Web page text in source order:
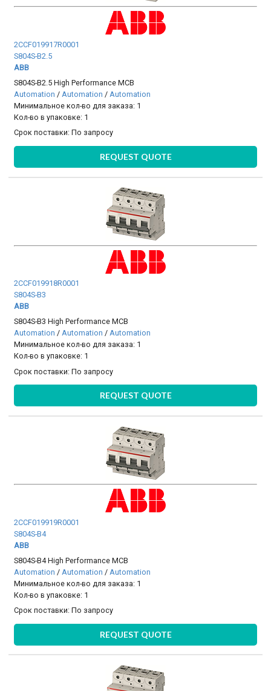
2CCF019917R0001
S804S-B2.5
ABB
S804S-B2.5 High Performance MCB
Automation / Automation / Automation
Минимальное кол-во для заказа: 1
Кол-во в упаковке: 1
Срок поставки:По запросу
REQUEST QUOTE
2CCF019918R0001
S804S-B3
ABB
S804S-B3 High Performance MCB
Automation /Automation /Automation
Минимальное кол-во для заказа: 1
Кол-во в упаковке: 1
Срок поставки:По запросу
REQUEST QUOTE
2CCF019919R0001
S804S-B4
ABB
S804S-B4 High Performance MCB
Automation / Automation / Automation
Минимальное кол-во для заказа: 1
Кол-во в упаковке: 1
Срок поставки:По запросу
REQUEST QUOTE